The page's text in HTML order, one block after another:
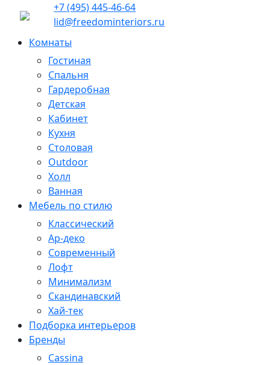
+7 (495) 445-46-64
lid@freedominteriors.ru
Комнаты
Гостиная
Спальня
Гардеробная
Детская
Кабинет
Кухня
Столовая
Outdoor
Холл
Ванная
Мебель по стилю
Классический
Ар-деко
Современный
Лофт
Минимализм
Скандинавский
Хай-тек
Подборка интерьеров
Бренды
Cassina